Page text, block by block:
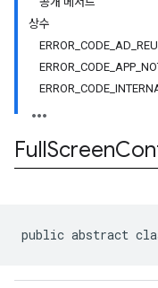
상수
FullScreen
public abstract